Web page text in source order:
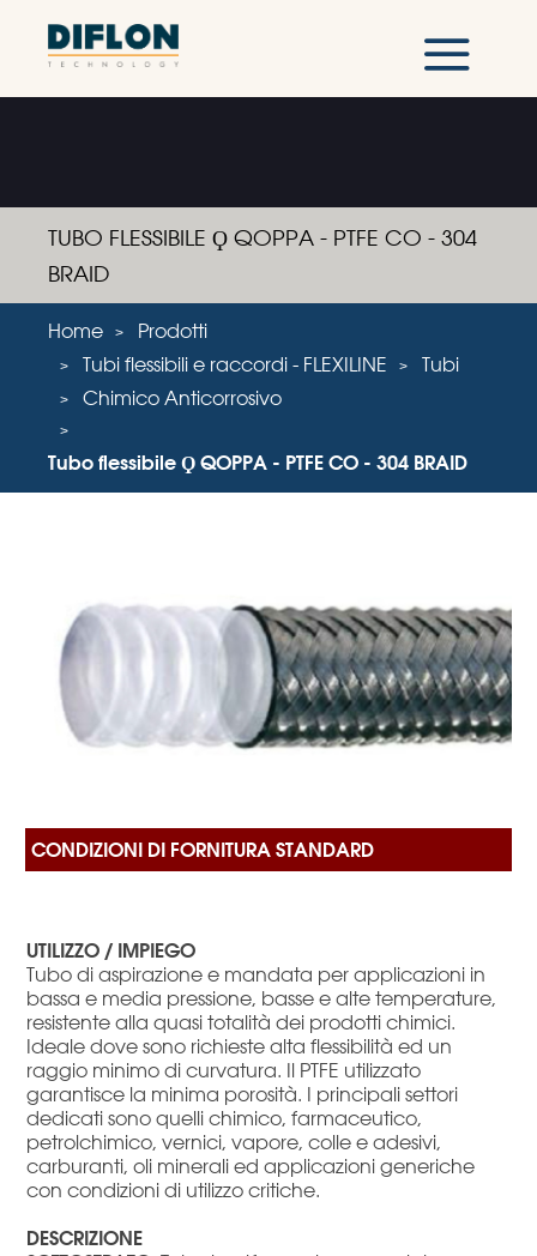
TUBO FLESSIBILE Ϙ QOPPA - PTFE CO - 304
BRAID
Home
Prodotti
Tubi flessibili e raccordi - FLEXILINE
Tubi
Chimico Anticorrosivo
Tubo flessibile Ϙ QOPPA - PTFE CO - 304 BRAID
UTILIZZO / IMPIEGO
Tubo di aspirazione e mandata per applicazioni in
bassa e media pressione, basse e alte temperature,
resistente alla quasi totalità dei prodotti chimici.
Ideale dove sono richieste alta flessibilità ed un
raggio minimo di curvatura. Il PTFE utilizzato
garantisce la minima porosità. I principali settori
dedicati sono quelli chimico, farmaceutico,
petrolchimico, vernici, vapore, colle e adesivi,
carburanti, oli minerali ed applicazioni generiche
con condizioni di utilizzo critiche.
DESCRIZIONE